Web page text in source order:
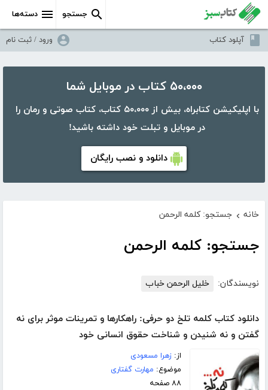
دسته‌ها جستجو
آپلود کتاب ورود / ثبت نام
۵۰،۰۰۰ کتاب در موبایل شما
با اپلیکیشن کتابراه، بیش از ۵۰،۰۰۰ کتاب، کتاب صوتی و رمان را
در موبایل و تبلت خود داشته باشید!
دانلود و نصب رایگان
خانه › جستجو: کلمه الرحمن
جستجو: کلمه الرحمن
نویسندگان: خلیل الرحمن خباب
دانلود کتاب کلمه تلخ دو حرفی: راهکارها و تمرینات موثر برای نه
گفتن و نه شنیدن و شناخت حقوق انسانی خود
از:زهرا مسعودی
موضوع: مهارت گفتاری
۸۸ صفحه